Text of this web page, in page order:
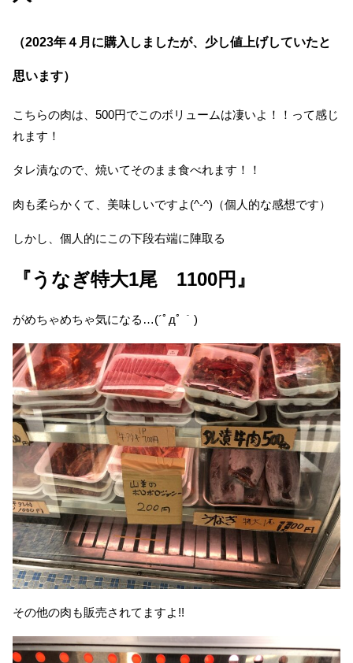
（2023年４月に購入しましたが、少し値上げしていたと
思います）
こちらの肉は、500円でこのボリュームは凄いよ！！って感じ
れます！
タレ漬なので、焼いてそのまま食べれます！！
肉も柔らかくて、美味しいですよ(^-^)（個人的な感想です）
しかし、個人的にこの下段右端に陣取る
『うなぎ特大1尾 1100円』
がめちゃめちゃ気になる…(´ﾟдﾟ｀)
その他の肉も販売されてますよ!!